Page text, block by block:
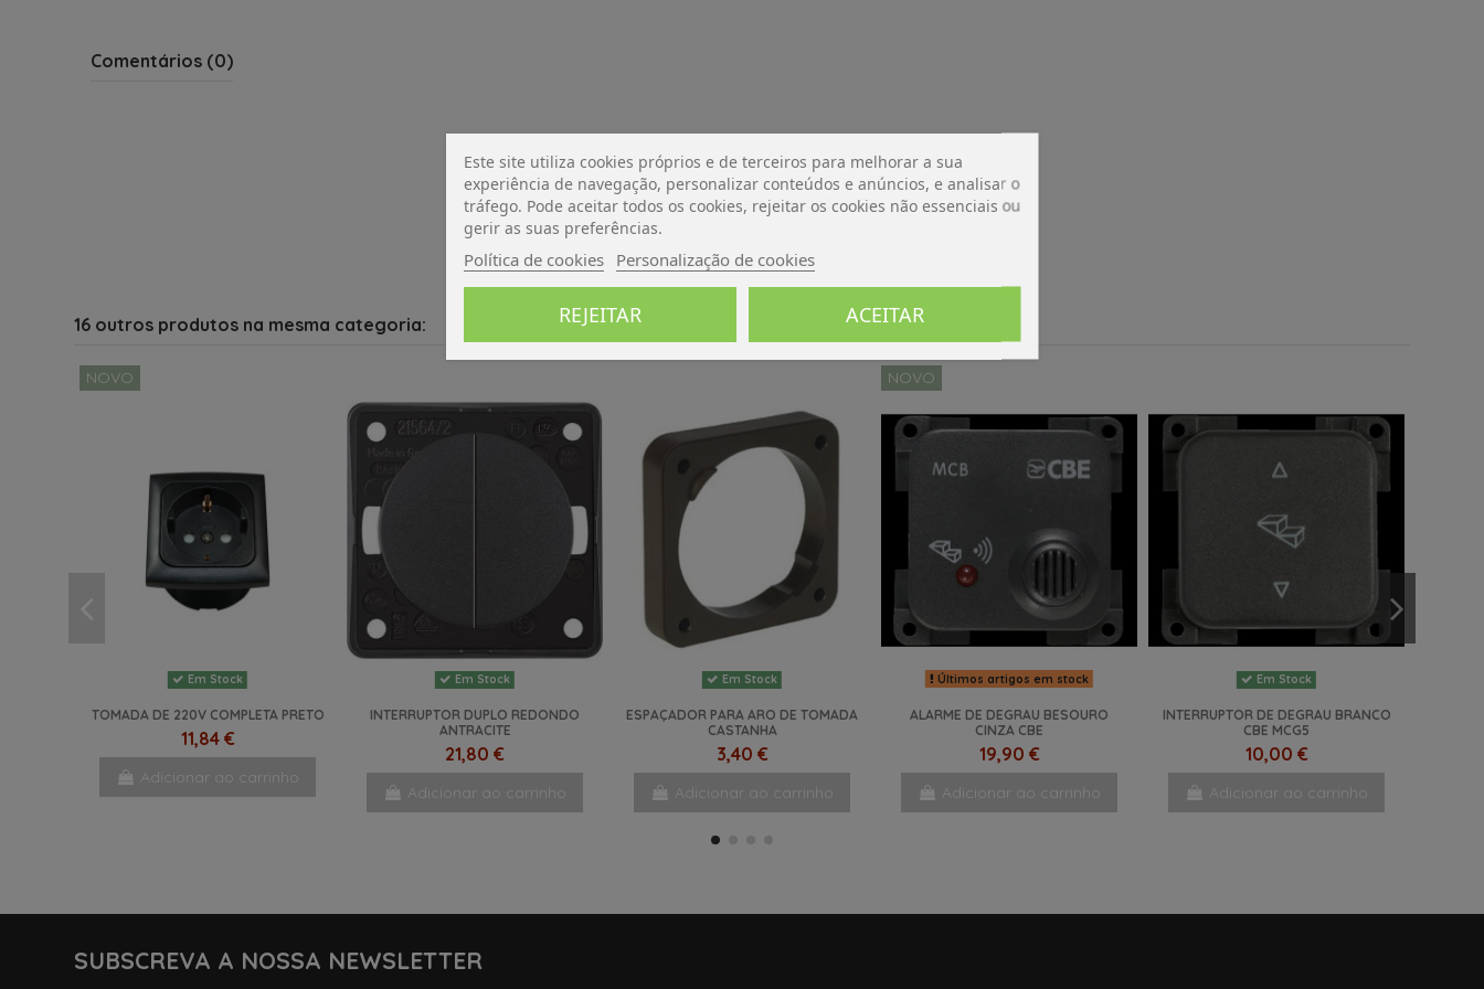
Comentários (0)
De momento, sem avaliações.
16 outros produtos na mesma categoria:
NOVO
Em Stock
TOMADA DE 220V COMPLETA PRETO
11,84 €
Adicionar ao carrinho
Em Stock
INTERRUPTOR DUPLO REDONDO
ANTRACITE
21,80 €
Adicionar ao carrinho
Em Stock
ESPAÇADOR PARA ARO DE TOMADA
CASTANHA
3,40 €
Adicionar ao carrinho
NOVO
Últimos artigos em stock
ALARME DE DEGRAU BESOURO
CINZA CBE
19,90 €
Adicionar ao carrinho
Em Stock
INTERRUPTOR DE DEGRAU BRANCO
CBE MCG5
10,00 €
Adicionar ao carrinho
SUBSCREVA A NOSSA NEWSLETTER
Este site utiliza cookies próprios e de terceiros para melhorar a sua
experiência de navegação, personalizar conteúdos e anúncios, e analisar o
tráfego. Pode aceitar todos os cookies, rejeitar os cookies não essenciais ou
gerir as suas preferências.
Política de cookies Personalização de cookies
REJEITAR ACEITAR